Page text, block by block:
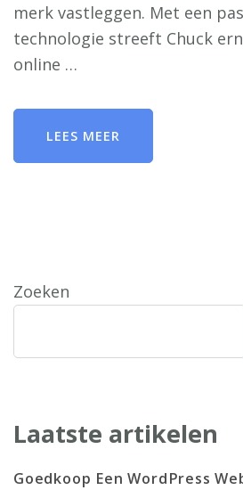
merk vastleggen. Met een
technologie streeft Chuck
online …
LEES MEER
Zoeken
Laatste artikelen
Goedkoop Een WordPress